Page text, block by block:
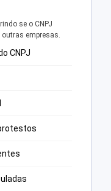
se o CNPJ
empresas.
CNPJ